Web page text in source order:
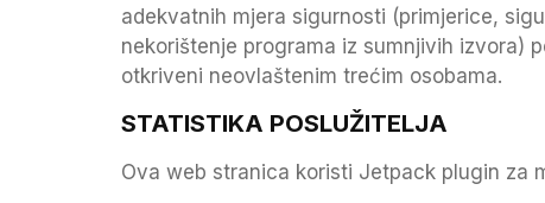
adekvatnih mjera sigurnosti (primjerice,
nekorištenje programa iz sumnjivih izvora)
otkriveni neovlaštenim trećim osobama.
STATISTIKA POSLUŽITELJA
Ova web stranica koristi Jetpack plugin za